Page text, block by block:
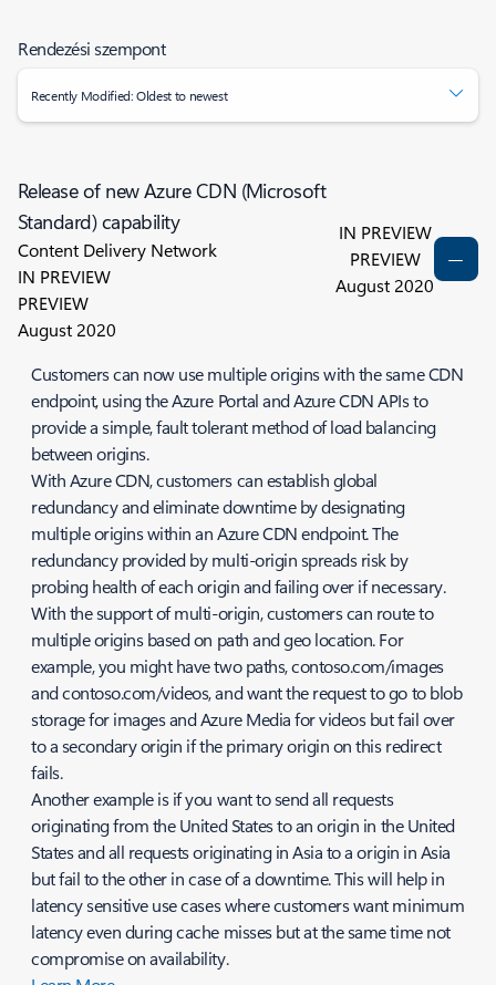
Rendezési szempont
Recently Modified: Oldest to newest
Release of new Azure CDN (Microsoft
Standard) capability
Content Delivery Network
IN PREVIEW
PREVIEW
August 2020
IN PREVIEW
PREVIEW
August 2020
Customers can now use multiple origins with the same CDN
endpoint, using the Azure Portal and Azure CDN APIs to
provide a simple, fault tolerant method of load balancing
between origins.
With Azure CDN, customers can establish global
redundancy and eliminate downtime by designating
multiple origins within an Azure CDN endpoint. The
redundancy provided by multi-origin spreads risk by
probing health of each origin and failing over if necessary.
With the support of multi-origin, customers can route to
multiple origins based on path and geo location. For
example, you might have two paths, contoso.com/images
and contoso.com/videos, and want the request to go to blob
storage for images and Azure Media for videos but fail over
to a secondary origin if the primary origin on this redirect
fails.
Another example is if you want to send all requests
originating from the United States to an origin in the United
States and all requests originating in Asia to a origin in Asia
but fail to the other in case of a downtime. This will help in
latency sensitive use cases where customers want minimum
latency even during cache misses but at the same time not
compromise on availability.